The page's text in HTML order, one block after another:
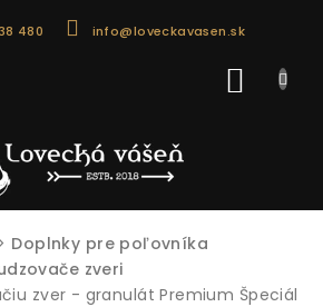
480 info@loveckavasen.sk
Doplnky pre poľovníka
zveri
zver - granulát Premium Špeciál